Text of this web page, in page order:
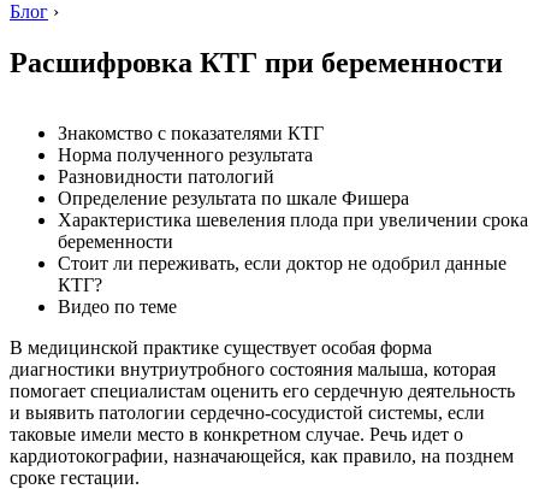
Блог ›
Расшифровка КТГ при беременности
Знакомство с показателями КТГ
Норма полученного результата
Разновидности патологий
Определение результата по шкале Фишера
Характеристика шевеления плода при увеличении срока
беременности
Стоит ли переживать, если доктор не одобрил данные
КТГ?
Видео по теме
В медицинской практике существует особая форма
диагностики внутриутробного состояния малыша, которая
помогает специалистам оценить его сердечную деятельность
и выявить патологии сердечно-сосудистой системы, если
таковые имели место в конкретном случае. Речь идет о
кардиотокографии, назначающейся, как правило, на позднем
сроке гестации.